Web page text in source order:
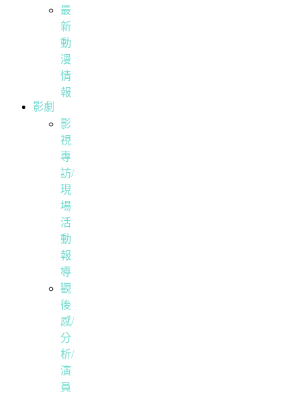
最
新
動
漫
情
報
影劇
影
視
專
訪/
現
場
活
動
報
導
觀
後
感/
分
析/
演
員